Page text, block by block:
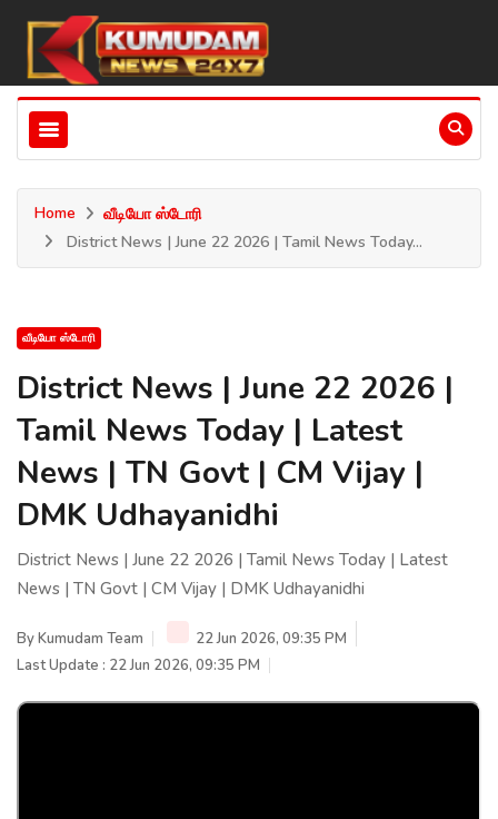
Home
வீடியோ ஸ்டோரி
District News | June 22 2026 | Tamil News Today...
வீடியோ ஸ்டோரி
District News | June 22 2026 |
Tamil News Today | Latest
News | TN Govt | CM Vijay |
DMK Udhayanidhi
District News | June 22 2026 | Tamil News Today | Latest
News | TN Govt | CM Vijay | DMK Udhayanidhi
ByKumudam Team
22 Jun 2026, 09:35 PM
Last Update : 22 Jun 2026, 09:35 PM